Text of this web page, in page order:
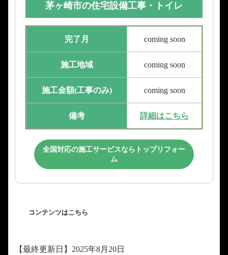
茅ヶ崎市の住宅設備工事・トイレ
完了月 coming soon
施工地域 coming soon
施工金額(工事のみ) coming soon
備考 詳細はこちら
全国対応の施工サービスならトップリフォー
ム
コンテンツはこちら
【最終更新日】2025年8月20日